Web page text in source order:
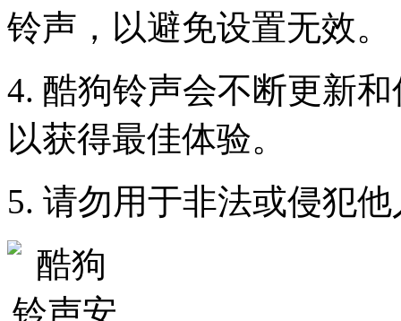
铃声，以避免设置无效。
4. 酷狗铃声会不断更新
以获得最佳体验。
5. 请勿用于非法或侵犯